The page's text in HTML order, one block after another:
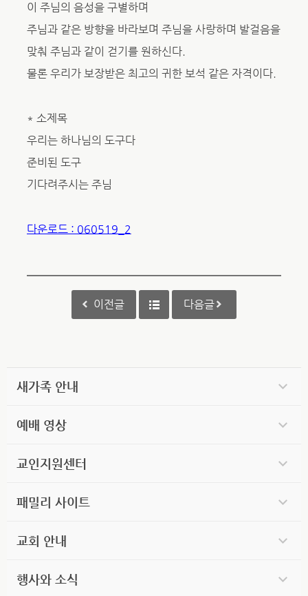
이 주님의 음성을 구별하며
주님과 같은 방향을 바라보며 주님을 사랑하며 발걸음을
맞춰 주님과 같이 걷기를 원하신다.
물론 우리가 보장받은 최고의 귀한 보석 같은 자격이다.
* 소제목
우리는 하나님의 도구다
준비된 도구
기다려주시는 주님
다운로드 : 060519_2
이전글 다음글
새가족 안내
예배 영상
교인지원센터
패밀리 사이트
교회 안내
행사와 소식